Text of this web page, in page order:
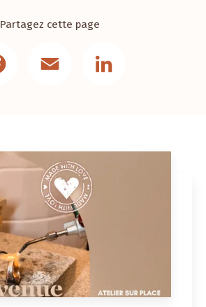
Partagez cette page